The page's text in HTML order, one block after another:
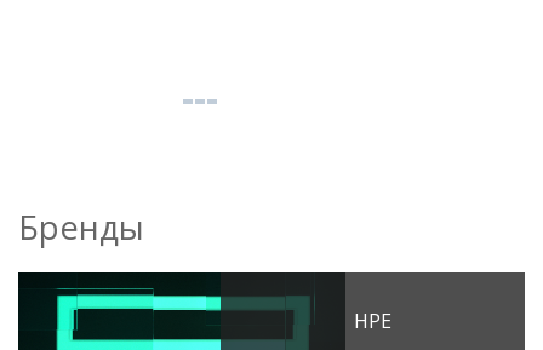
Бренды
HPE